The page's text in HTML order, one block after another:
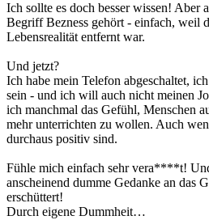
Ich sollte es doch besser wissen! Aber
Begriff Bezness gehört - einfach, weil
Lebensrealität entfernt war.
Und jetzt?
Ich habe mein Telefon abgeschaltet,
sein - und ich will auch nicht meinen
ich manchmal das Gefühl, Menschen
mehr unterrichten zu wollen. Auch
durchaus positiv sind.
Fühle mich einfach sehr vera****t!
anscheinend dumme Gedanke an das
erschüttert!
Durch eigene Dummheit…